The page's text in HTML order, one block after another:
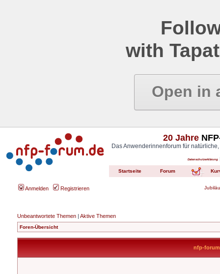
with
Open in
20 Jahre
Das Anwenderinnenforum für
Datenschutzerklärung
Startseite Forum
Anmelden Registrieren
Unbeantwortete Themen | Aktive Themen
Foren-Übersicht
nfp-